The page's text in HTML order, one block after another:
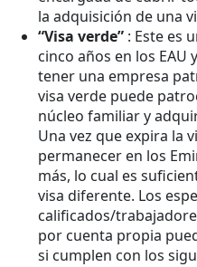
la adquisición de una
“Visa verde” : Este es
cinco años en los
tener una empresa
visa verde puede
núcleo familiar y
Una vez que expira la
permanecer en los
más, lo cual es
visa diferente. Los
calificados/
por cuenta propia
si cumplen con los